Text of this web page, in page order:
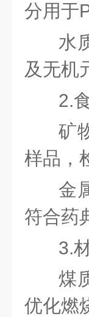
分用于
水
及无机
2.
矿
样品，
金
符合药
3.
煤
优化燃